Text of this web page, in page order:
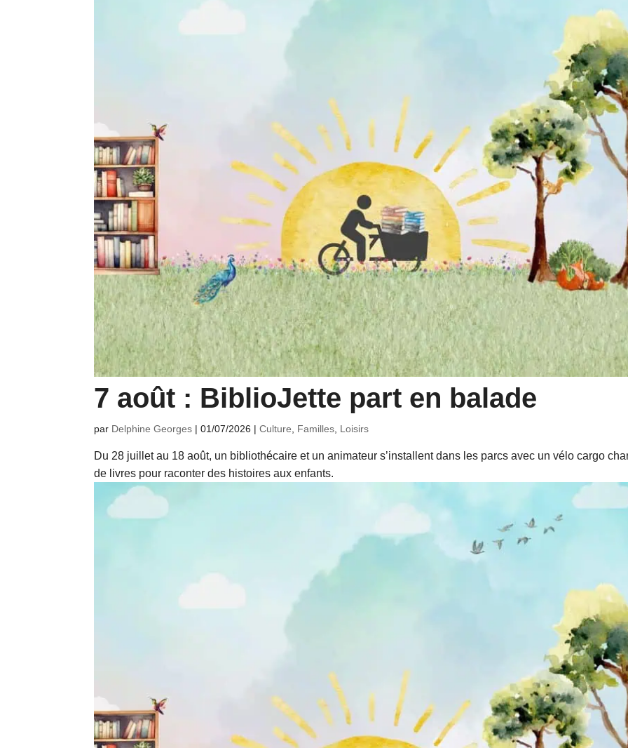
7 août : BiblioJette part en balade
par Delphine Georges |01/07/2026 |Culture Familles Loisirs
Du 28 juillet au 18 août, un bibliothécaire et un animateur s’installent dans les parcs avec un vélo cargo
de livres pour raconter des histoires aux enfants.